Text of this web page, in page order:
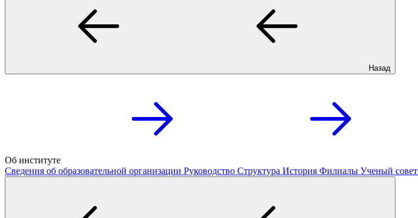
Назад
Об институте
Сведения об образовательной организации Руководство Структура История Филиалы Ученый совет